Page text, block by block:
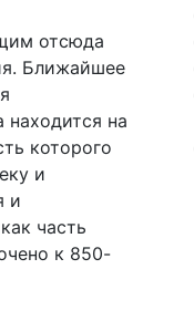
отсюда
Ближайшее
находится на
которого
и
и
часть
к 850-